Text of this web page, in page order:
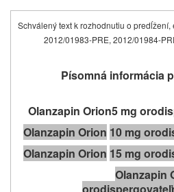
Schválený text k rozhodnutiu o predĺžení,
2012/01983-PRE, 2012/01984-
Písomná informácia
Olanzapin Orion5 mg
Olanzapin Orion 10 mg
Olanzapin Orion 15 mg
Olanzapin